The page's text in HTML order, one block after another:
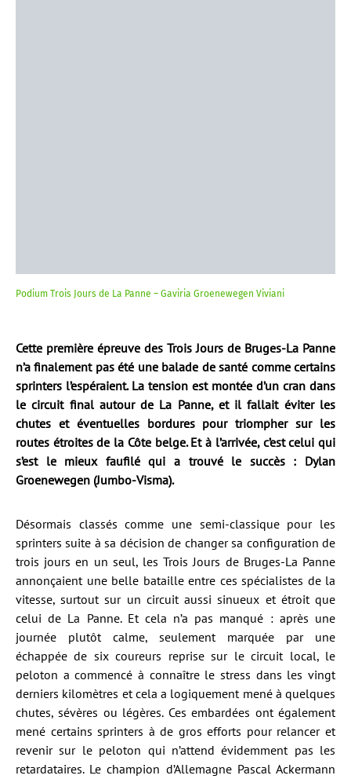
Podium Trois Jours de La Panne – Gaviria Groenewegen Viviani
Cette première épreuve des Trois Jours de Bruges-La Panne
n’a finalement pas été une balade de santé comme certains
sprinters l’espéraient. La tension est montée d’un cran dans
le circuit final autour de La Panne, et il fallait éviter les
chutes et éventuelles bordures pour triompher sur les
routes étroites de la Côte belge. Et à l’arrivée, c’est celui qui
s’est le mieux faufilé qui a trouvé le succès : Dylan
Groenewegen (Jumbo-Visma).
Désormais classés comme une semi-classique pour les
sprinters suite à sa décision de changer sa configuration de
trois jours en un seul, les Trois Jours de Bruges-La Panne
annonçaient une belle bataille entre ces spécialistes de la
vitesse, surtout sur un circuit aussi sinueux et étroit que
celui de La Panne. Et cela n’a pas manqué : après une
journée plutôt calme, seulement marquée par une
échappée de six coureurs reprise sur le circuit local, le
peloton a commencé à connaître le stress dans les vingt
derniers kilomètres et cela a logiquement mené à quelques
chutes, sévères ou légères. Ces embardées ont également
mené certains sprinters à de gros efforts pour relancer et
revenir sur le peloton qui n’attend évidemment pas les
retardataires. Le champion d’Allemagne Pascal Ackermann